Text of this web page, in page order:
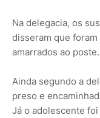
Na delegacia, os
disseram que
amarrados ao poste.
Ainda segundo a
preso e
Já o adolescente